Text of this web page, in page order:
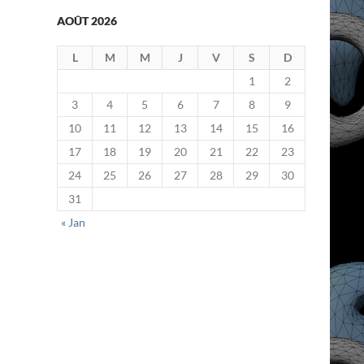
AOÛT 2026
L M M J V S
D
1
2
3
4 5 6 7 8
9
10
11 12 13 14 15
16
17
18 19 20 21 22
23
24
25 26 27 28 29
30
31
« Jan